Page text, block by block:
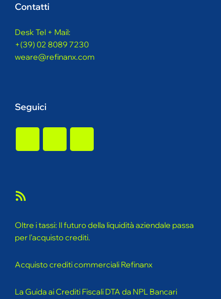
Contatti
Desk Tel + Mail:
+(39) 02 8089 7230
weare@refinanx.com
Seguici
Oltre i tassi: Il futuro della liquidità aziendale passa
per l'acquisto crediti.
Acquisto crediti commerciali Refinanx
La Guida ai Crediti Fiscali DTA da NPL Bancari